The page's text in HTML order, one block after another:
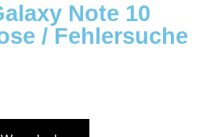
Note 10
/ Fehlersuche